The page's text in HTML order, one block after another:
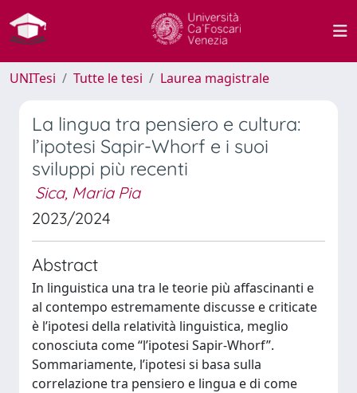
UNITesi Tutte le tesi Laurea magistrale
La lingua tra pensiero e cultura:
l’ipotesi Sapir-Whorf e i suoi
sviluppi più recenti
Sica, Maria Pia
2023/2024
Abstract
In linguistica una tra le teorie più affascinanti e
al contempo estremamente discusse e criticate
è l’ipotesi della relatività linguistica, meglio
conosciuta come “l’ipotesi Sapir-Whorf”.
Sommariamente, l’ipotesi si basa sulla
correlazione tra pensiero e lingua e di come